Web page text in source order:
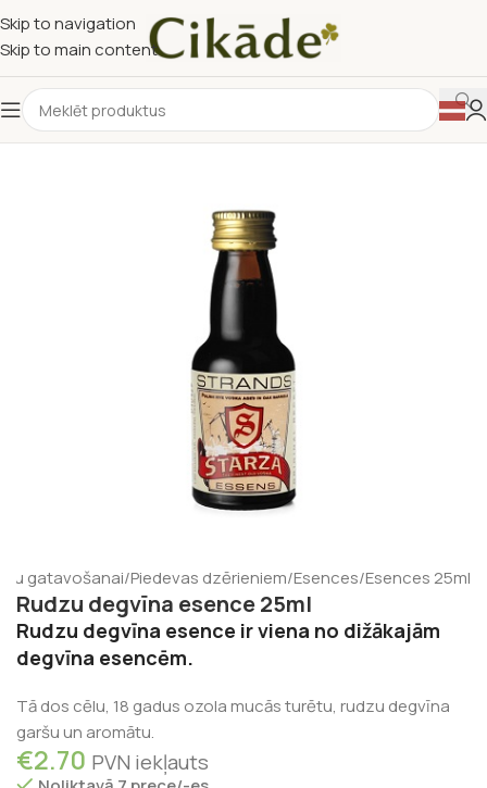
Skip to navigation
Skip to main content
gatavošanai/Piedevas dzērieniem/Esences/Esences 25ml
Rudzu degvīna esence 25ml
Rudzu degvīna esence ir viena no dižākajām
degvīna esencēm.
Tā dos cēlu, 18 gadus ozola mucās turētu, rudzu degvīna
garšu un aromātu.
€2.70 PVN iekļauts